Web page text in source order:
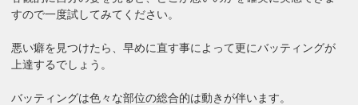
すので一度試してみてください。
悪い癖を見つけたら、早めに直す事によって更にバッティングが
上達するでしょう。
バッティングは色々な部位の総合的は動きが伴います。